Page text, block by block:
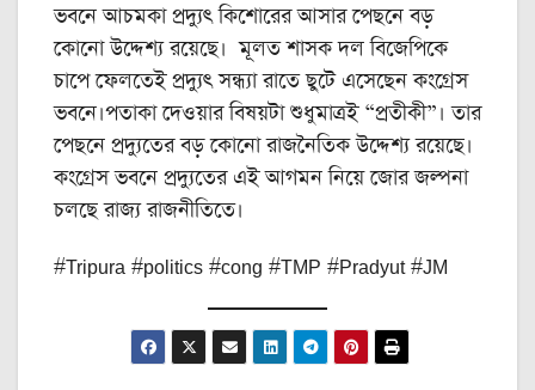
ভবনে আচমকা প্রদ্যুৎ কিশোরের আসার পেছনে বড়
কোনো উদ্দেশ্য রয়েছে। মূলত শাসক দল বিজেপিকে
চাপে ফেলতেই প্রদ্যুৎ সন্ধ্যা রাতে ছুটে এসেছেন কংগ্রেস
ভবনে।পতাকা দেওয়ার বিষয়টা শুধুমাত্রই “প্রতীকী”। তার
পেছনে প্রদ্যুতের বড় কোনো রাজনৈতিক উদ্দেশ্য রয়েছে।
কংগ্রেস ভবনে প্রদ্যুতের এই আগমন নিয়ে জোর জল্পনা
চলছে রাজ্য রাজনীতিতে।
#Tripura #politics #cong #TMP #Pradyut #JM